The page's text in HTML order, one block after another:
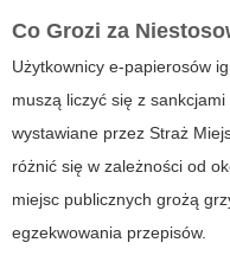
Co Grozi za
Użytkownicy e-papierosów
muszą liczyć się z
wystawiane przez Straż
różnić się w zależności od
miejsc publicznych grożą
egzekwowania przepisów.